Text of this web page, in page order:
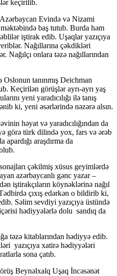
keçirilib.
Evində və Nizami
baş tutub. Burda həm
iştirak edib. Uşaqlar yazıçıya
Nağıllarına çəkdikləri
Nağılçı onlara təzə nağıllarından
Oslonun tanınmış Deichman
Keçirilən görüşlər ayrı-ayrı yaş
yeni yaradıcılığı ilə tanış
ki, yeni əsərlərində nəzərə alsın.
həyat və yaradıcılığından da
görə türk dilində yox, fars və ərəb
apardığı araşdırma da
çəkilmiş xüsus geyimlərdə
azərbaycanlı gənc yazar –
iştirakçıların köynəklərinə nağıl
çıxış edərkən o bildirib ki,
Səlim sevdiyi yazıçıya üstündə
hədiyyələrlə dolu sandıq da
təzə kitablarından hədiyyə edib.
yazıçıya xatirə hədiyyələri
sona çatıb.
Beynəlxalq Uşaq İncəsənət